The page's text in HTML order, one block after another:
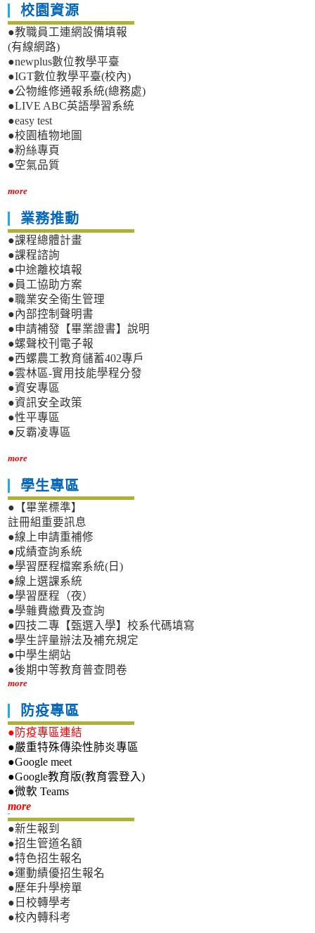
校園資源
●教職員工連網設備填報
(有線網路)
●newplus數位教學平臺
●IGT數位教學平臺(校內)
●公物維修通報系統(總務處)
●LIVE ABC英語學習系統
●easy test
●校園植物地圖
●粉絲專頁
●空氣品質
more
業務推動
●課程總體計畫
●課程諮詢
●中途離校填報
●員工協助方案
●職業安全衛生管理
●內部控制聲明書
●申請補發【畢業證書】說明
●螺聲校刊電子報
●西螺農工教育儲蓄402專戶
●雲林區-實用技能學程分發
●資安專區
●資訊安全政策
●性平專區
●反霸凌專區
more
學生專區
●【畢業標準】
註冊組重要訊息
●線上申請重補修
●成績查詢系統
●學習歷程檔案系統(日)
●線上選課系統
●學習歷程（夜）
●學雜費繳費及查詢
●四技二專【甄選入學】校系代碼填寫
●學生評量辦法及補充規定
●中學生網站
●後期中等教育普查問卷
more
防疫專區
●防疫專區連結
●嚴重特殊傳染性肺炎專區
●Google meet
●Google教育版(教育雲登入)
●微軟 Teams
more新生專區
●新生報到
●招生管道名額
●特色招生報名
●運動績優招生報名
●歷年升學榜單
●日校轉學考
●校內轉科考